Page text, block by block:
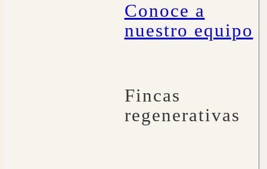
Conoce a
nuestro equipo
Fincas
regenerativas